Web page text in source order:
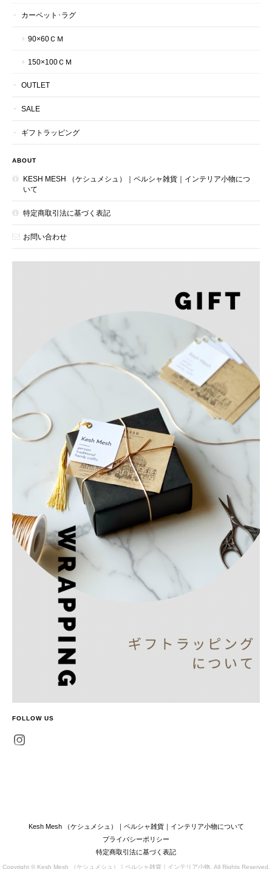
カーペット･ラグ
90×60ＣＭ
150×100ＣＭ
OUTLET
SALE
ギフトラッピング
ABOUT
KESH MESH （ケシュメシュ）｜ペルシャ雑貨｜インテリア小物につ
いて
特定商取引法に基づく表記
お問い合わせ
FOLLOW US
Kesh Mesh （ケシュメシュ）｜ペルシャ雑貨｜インテリア小物について
プライバシーポリシー
特定商取引法に基づく表記
Copyright © Kesh Mesh （ケシュメシュ）｜ペルシャ雑貨｜インテリア小物. All Rights Reserved.